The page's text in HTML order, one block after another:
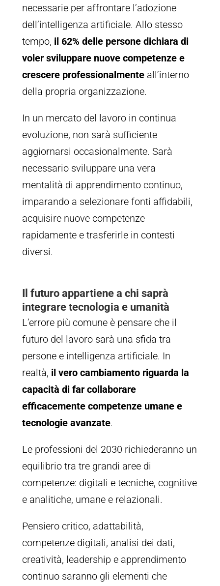
necessarie per affrontare l’adozione
dell’intelligenza artificiale. Allo stesso
tempo, il 62% delle persone dichiara di
voler sviluppare nuove competenze e
crescere professionalmente all’interno
della propria organizzazione.
In un mercato del lavoro in continua
evoluzione, non sarà sufficiente
aggiornarsi occasionalmente. Sarà
necessario sviluppare una vera
mentalità di apprendimento continuo,
imparando a selezionare fonti affidabili,
acquisire nuove competenze
rapidamente e trasferirle in contesti
diversi.
Il futuro appartiene a chi saprà
integrare tecnologia e umanità
L’errore più comune è pensare che il
futuro del lavoro sarà una sfida tra
persone e intelligenza artificiale. In
realtà, il vero cambiamento riguarda la
capacità di far collaborare
efficacemente competenze umane e
tecnologie avanzate.
Le professioni del 2030 richiederanno un
equilibrio tra tre grandi aree di
competenze: digitali e tecniche, cognitive
e analitiche, umane e relazionali.
Pensiero critico, adattabilità,
competenze digitali, analisi dei dati,
creatività, leadership e apprendimento
continuo saranno gli elementi che